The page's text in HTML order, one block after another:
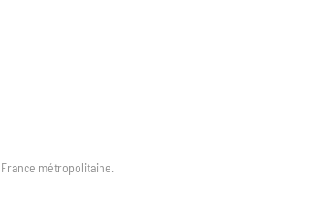
métropolitaine.